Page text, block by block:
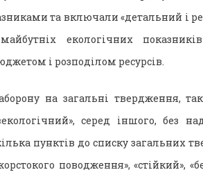
та включали «детальний і
екологічних
і розподілом ресурсів.
на загальні твердження,
серед іншого, без
пунктів до списку загальних
поводження», «стійкий»,